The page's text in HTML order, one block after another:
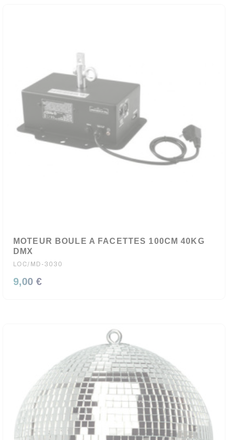
MOTEUR BOULE A FACETTES 100CM 40KG
DMX
LOC/MD-3030
9,00 €